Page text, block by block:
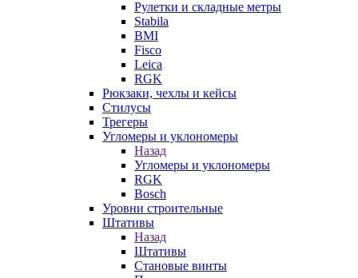
Рулетки и складные метры
Stabila
BMI
Fisco
Leica
RGK
Рюкзаки, чехлы и кейсы
Стилусы
Трегеры
Угломеры и уклономеры
Назад
Угломеры и уклономеры
RGK
Bosch
Уровни строительные
Штативы
Назад
Штативы
Становые винты